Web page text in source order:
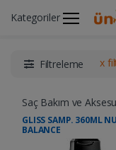
Kategoriler
Ünimar Anasayfa
Filtreleme x
Saç Bakım ve
GLISS SAMP. 360ML
BALANCE